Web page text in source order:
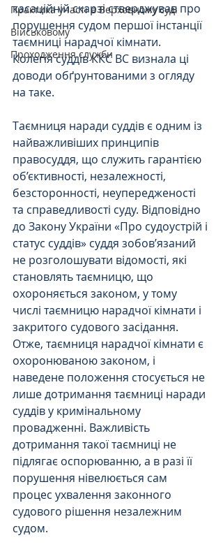
Практика участі в Верховному суді
Військовому
Проходження служби
касаційній скарзі стверджував про
порушення судом першої інстанції
таємниці нарадчої кімнати.
Колегія суддів ККС ВС визнала ці
доводи обґрунтованими з огляду
на таке.
Таємниця наради суддів є одним із
найважливіших принципів
правосуддя, що служить гарантією
об’єктивності, незалежності,
безсторонності, неупередженості
та справедливості суду. Відповідно
до Закону України «Про судоустрій і
статус суддів» суддя зобов’язаний
не розголошувати відомості, які
становлять таємницю, що
охороняється законом, у тому
числі таємницю нарадчої кімнати і
закритого судового засідання.
Отже, таємниця нарадчої кімнати є
охоронюваною законом, і
наведене положення стосується не
лише дотримання таємниці наради
суддів у кримінальному
провадженні. Важливість
дотримання такої таємниці не
підлягає оспорюванню, а в разі її
порушення нівелюється сам
процес ухвалення законного
судового рішення незалежним
судом.